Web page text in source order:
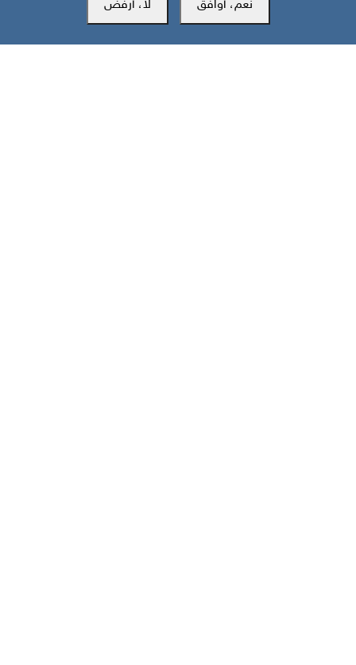
مستقبل ومحددات التحالفات الناشئة في منطقة الشرق الأوسط
نعم، أوافق لا، أرفض